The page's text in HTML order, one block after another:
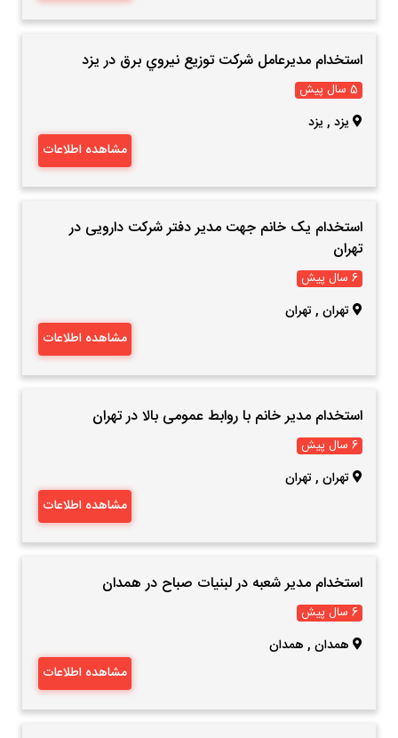
استخدام مديرعامل شركت توزيع نيروي برق در يزد
5 سال پیش
یزد , یزد
مشاهده اطلاعات
استخدام یک خانم جهت مدیر دفتر شرکت دارویی در
تهران
6 سال پیش
تهران ,تهران
مشاهده اطلاعات
استخدام مدیر خانم با روابط عمومی بالا در تهران
6 سال پیش
تهران ,تهران
مشاهده اطلاعات
استخدام مدیر شعبه در لبنیات صباح در همدان
6 سال پیش
همدان , همدان
مشاهده اطلاعات